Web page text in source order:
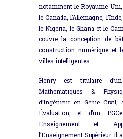
notamment le Royaume-Uni,
le Canada, l’Allemagne,
le Nigeria, le Ghana et le
couvre la conception de
construction numérique et
villes intelligentes.
Henry est titulaire
Mathématiques &
d’Ingénieur en Génie Civil,
Évaluation, et d’un
Enseignement et
l’Enseignement Supérieur. Il